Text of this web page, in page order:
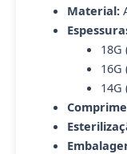
Material:
18G
16G
14G